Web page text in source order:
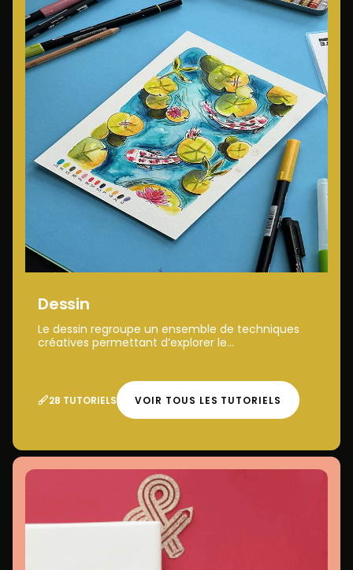
Dessin
Le dessin regroupe un ensemble de techniques
créatives permettant d’explorer le...
28 TUTORIELS VOIR TOUS LES TUTORIELS